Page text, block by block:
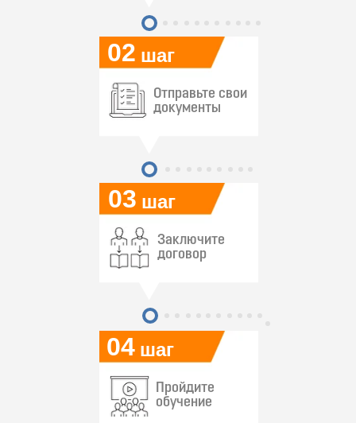
04
03
02 шаг
шаг
шаг
Отправьте свои
документы
Заключите
договор
Пройдите
обучение